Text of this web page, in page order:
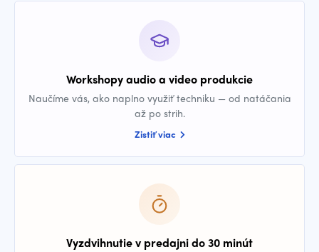
Workshopy audio a video produkcie
Naučíme vás, ako naplno využiť techniku — od natáčania
až po strih.
Zistiť viac
Vyzdvihnutie v predajni do 30 minút